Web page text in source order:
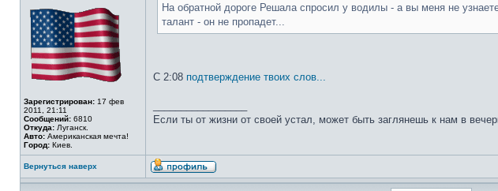
Зарегистрирован: 17 фев
2011, 21:11
Сообщений: 6810
Откуда: Луганск.
Авто: Американская мечта!
Город: Киев.
На обратной дороге Решала спросил у водилы - а вы меня не
талант - он не пропадет...
С 2:08 подтверждение твоих слов...
Если ты от жизни от своей устал, может быть заглянешь к нам в
Вернуться наверх